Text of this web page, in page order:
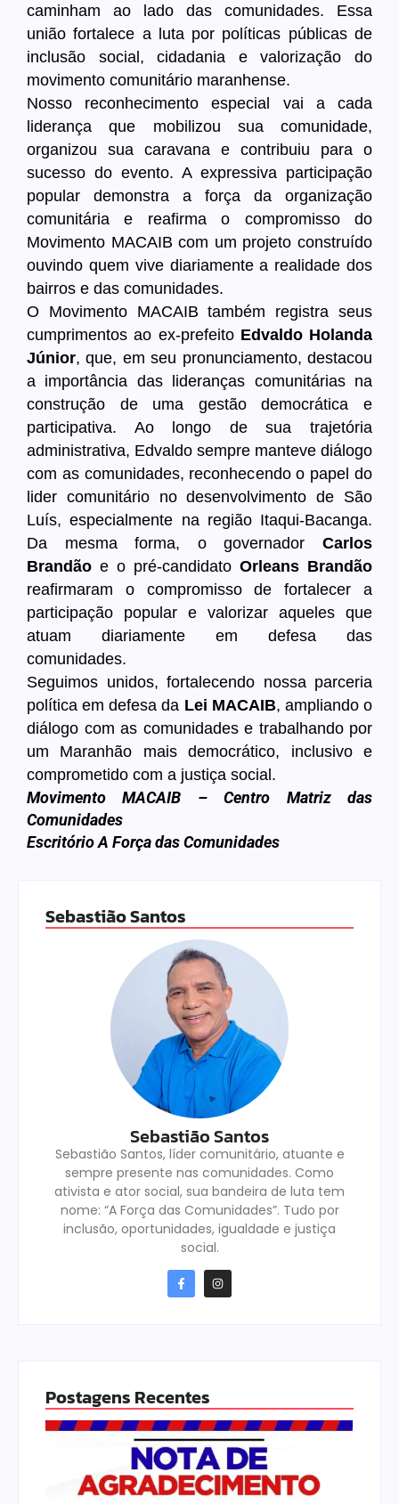
caminham ao lado das comunidades. Essa
união fortalece a luta por políticas públicas de
inclusão social, cidadania e valorização do
movimento comunitário maranhense.
Nosso reconhecimento especial vai a cada
liderança que mobilizou sua comunidade,
organizou sua caravana e contribuiu para o
sucesso do evento. A expressiva participação
popular demonstra a força da organização
comunitária e reafirma o compromisso do
Movimento MACAIB com um projeto construído
ouvindo quem vive diariamente a realidade dos
bairros e das comunidades.
O Movimento MACAIB também registra seus
cumprimentos ao ex-prefeito Edvaldo Holanda
Júnior, que, em seu pronunciamento, destacou
a importância das lideranças comunitárias na
construção de uma gestão democrática e
participativa. Ao longo de sua trajetória
administrativa, Edvaldo sempre manteve diálogo
com as comunidades, reconhecendo o papel do
lider comunitário no desenvolvimento de São
Luís, especialmente na região Itaqui-Bacanga.
Da mesma forma, o governador Carlos
Brandão e o pré-candidato Orleans Brandão
reafirmaram o compromisso de fortalecer a
participação popular e valorizar aqueles que
atuam diariamente em defesa das
comunidades.
Seguimos unidos, fortalecendo nossa parceria
política em defesa da Lei MACAIB, ampliando o
diálogo com as comunidades e trabalhando por
um Maranhão mais democrático, inclusivo e
comprometido com a justiça social.
Movimento MACAIB – Centro Matriz das
Comunidades
Escritório A Força das Comunidades
Sebastião Santos
Sebastião Santos
Sebastião Santos, líder comunitário, atuante e
sempre presente nas comunidades. Como
ativista e ator social, sua bandeira de luta tem
nome: “A Força das Comunidades”. Tudo por
inclusão, oportunidades, igualdade e justiça
social.
Postagens Recentes